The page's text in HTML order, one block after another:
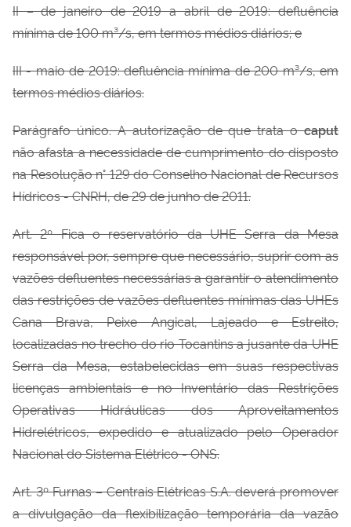
II – de janeiro de 2019 a abril de 2019: defluência
mínima de 100 m³/s, em termos médios diários; e
III - maio de 2019: defluência mínima de 200 m³/s, em
termos médios diários.
Parágrafo único. A autorização de que trata ocaput
não afasta a necessidade de cumprimento do disposto
na Resolução n° 129 do Conselho Nacional de Recursos
Hídricos - CNRH, de 29 de junho de 2011.
Art. 2º Fica o reservatório da UHE Serra da Mesa
responsável por, sempre que necessário, suprir com as
vazões defluentes necessárias a garantir o atendimento
das restrições de vazões defluentes mínimas das UHEs
Cana Brava, Peixe Angical, Lajeado e Estreito,
localizadas no trecho do rio Tocantins a jusante da UHE
Serra da Mesa, estabelecidas em suas respectivas
licenças ambientais e no Inventário das Restrições
Operativas Hidráulicas dos Aproveitamentos
Hidrelétricos, expedido e atualizado pelo Operador
Nacional do Sistema Elétrico - ONS.
Art. 3º Furnas – Centrais Elétricas S.A. deverá promover
a divulgação da flexibilização temporária da vazão